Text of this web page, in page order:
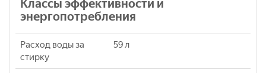
Классы эффективности и
энергопотребления
Расход воды за
стирку
59 л